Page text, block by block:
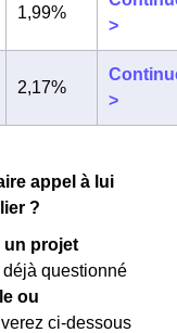
1,99%
>
2,17%
>
appel à lui
?
un projet
déjà questionné
ou
ci-dessous